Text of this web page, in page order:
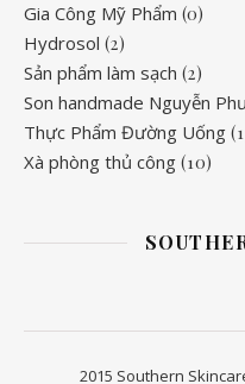
Gia Công Mỹ Phẩm (0)
Hydrosol (2)
Sản phẩm làm sạch (2)
Son handmade Nguyễn
Thực Phẩm Đường Uống
Xà phòng thủ công (10)
2015 Southern